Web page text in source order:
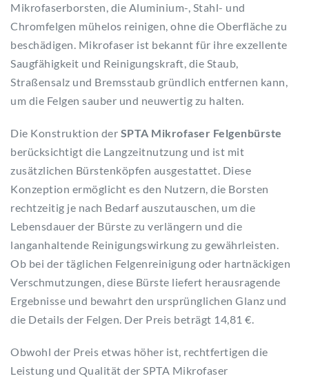
Mikrofaserborsten, die Aluminium-, Stahl- und
Chromfelgen mühelos reinigen, ohne die Oberfläche zu
beschädigen. Mikrofaser ist bekannt für ihre exzellente
Saugfähigkeit und Reinigungskraft, die Staub,
Straßensalz und Bremsstaub gründlich entfernen kann,
um die Felgen sauber und neuwertig zu halten.
Die Konstruktion der SPTA Mikrofaser Felgenbürste
berücksichtigt die Langzeitnutzung und ist mit
zusätzlichen Bürstenköpfen ausgestattet. Diese
Konzeption ermöglicht es den Nutzern, die Borsten
rechtzeitig je nach Bedarf auszutauschen, um die
Lebensdauer der Bürste zu verlängern und die
langanhaltende Reinigungswirkung zu gewährleisten.
Ob bei der täglichen Felgenreinigung oder hartnäckigen
Verschmutzungen, diese Bürste liefert herausragende
Ergebnisse und bewahrt den ursprünglichen Glanz und
die Details der Felgen. Der Preis beträgt 14,81 €.
Obwohl der Preis etwas höher ist, rechtfertigen die
Leistung und Qualität der SPTA Mikrofaser